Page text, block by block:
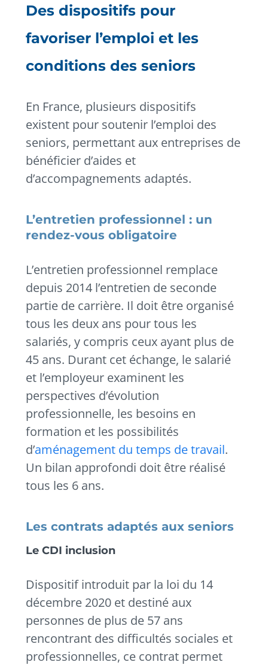
Des dispositifs pour
favoriser l’emploi et les
conditions des seniors
En France, plusieurs dispositifs
existent pour soutenir l’emploi des
seniors, permettant aux entreprises de
bénéficier d’aides et
d’accompagnements adaptés.
L’entretien professionnel : un
rendez-vous obligatoire
L’entretien professionnel remplace
depuis 2014 l’entretien de seconde
partie de carrière. Il doit être organisé
tous les deux ans pour tous les
salariés, y compris ceux ayant plus de
45 ans. Durant cet échange, le salarié
et l’employeur examinent les
perspectives d’évolution
professionnelle, les besoins en
formation et les possibilités
d’aménagement du temps de travail.
Un bilan approfondi doit être réalisé
tous les 6 ans.
Les contrats adaptés aux seniors
Le CDI inclusion
Dispositif introduit par la loi du 14
décembre 2020 et destiné aux
personnes de plus de 57 ans
rencontrant des difficultés sociales et
professionnelles, ce contrat permet